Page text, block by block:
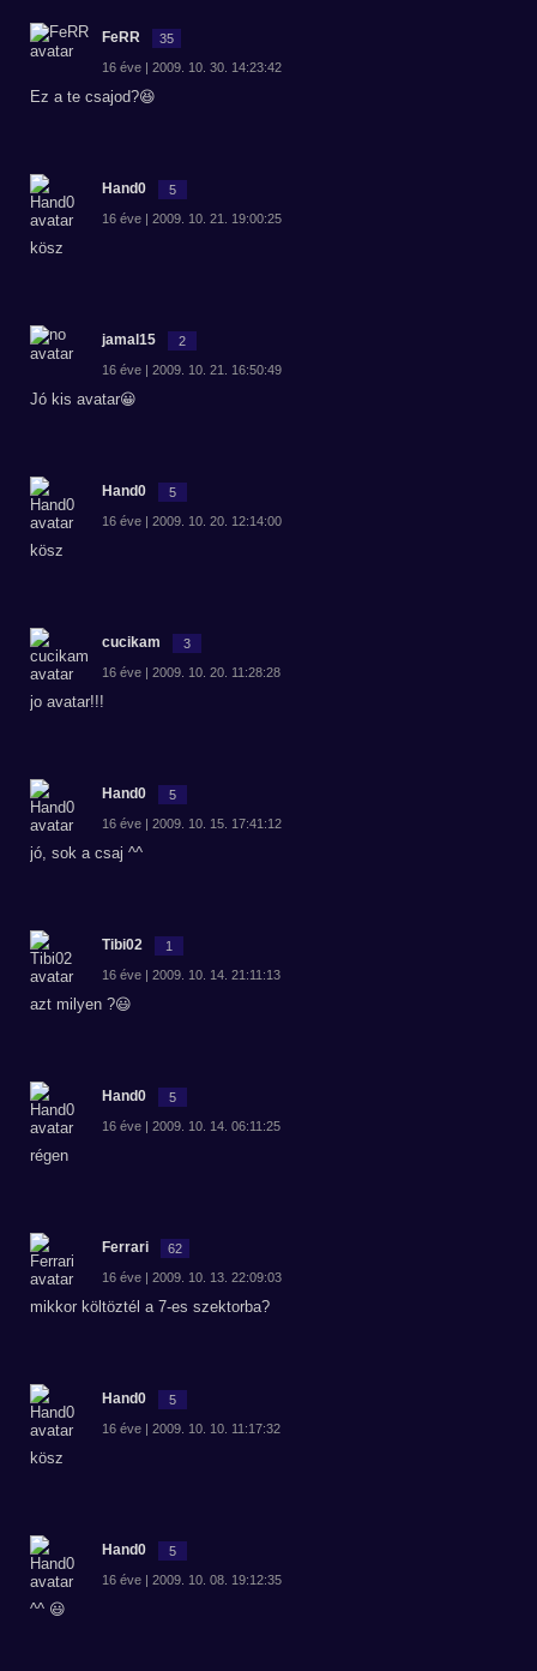
FeRR 35
16 éve | 2009. 10. 30. 14:23:42
Ez a te csajod?😆
Hand0 5
16 éve | 2009. 10. 21. 19:00:25
kösz
jamal15 2
16 éve | 2009. 10. 21. 16:50:49
Jó kis avatar😀
Hand0 5
16 éve | 2009. 10. 20. 12:14:00
kösz
cucikam 3
16 éve | 2009. 10. 20. 11:28:28
jo avatar!!!
Hand0 5
16 éve | 2009. 10. 15. 17:41:12
jó, sok a csaj ^^
Tibi02 1
16 éve | 2009. 10. 14. 21:11:13
azt milyen ?😃
Hand0 5
16 éve | 2009. 10. 14. 06:11:25
régen
Ferrari 62
16 éve | 2009. 10. 13. 22:09:03
mikkor költöztél a 7-es szektorba?
Hand0 5
16 éve | 2009. 10. 10. 11:17:32
kösz
Hand0 5
16 éve | 2009. 10. 08. 19:12:35
^^ 😃